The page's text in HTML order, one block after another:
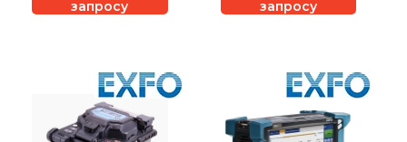
запросу
запросу